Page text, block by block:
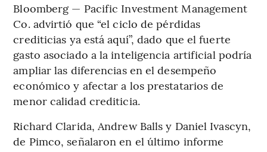
Bloomberg — Pacific Investment Management
Co. advirtió que “el ciclo de pérdidas
crediticias ya está aquí”, dado que el fuerte
gasto asociado a la inteligencia artificial podría
ampliar las diferencias en el desempeño
económico y afectar a los prestatarios de
menor calidad crediticia.
Richard Clarida, Andrew Balls y Daniel Ivascyn,
de Pimco, señalaron en el último informe